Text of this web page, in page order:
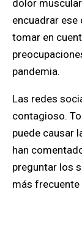
dolor
encuadrar
tomar en
pandemia.
Las redes sociales han resultado el virus más
contagioso.
puede causar
han
preguntar los
más frecuente